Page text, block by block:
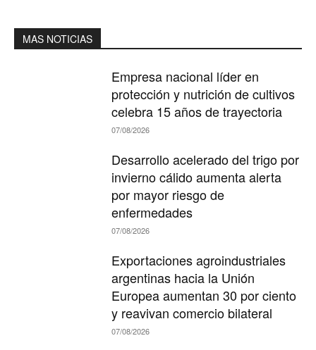
MAS NOTICIAS
Empresa nacional líder en
protección y nutrición de cultivos
celebra 15 años de trayectoria
07/08/2026
Desarrollo acelerado del trigo por
invierno cálido aumenta alerta
por mayor riesgo de
enfermedades
07/08/2026
Exportaciones agroindustriales
argentinas hacia la Unión
Europea aumentan 30 por ciento
y reavivan comercio bilateral
07/08/2026